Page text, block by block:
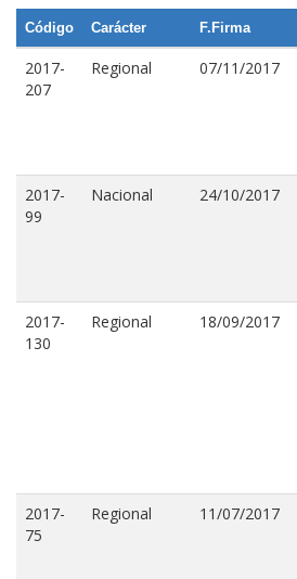
Código Carácter F.Firma
2017-
207
Regional 07/11/2017
2017-
99
Nacional 24/10/2017
2017-
130
Regional 18/09/2017
2017-
75
Regional 11/07/2017